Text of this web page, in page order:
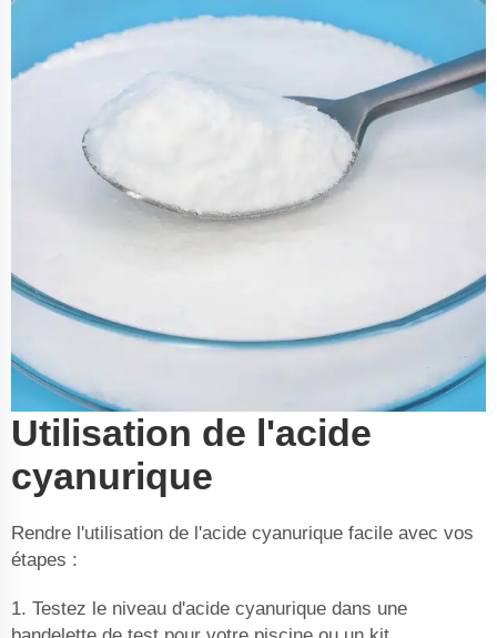
Utilisation de l'acide
cyanurique
Rendre l'utilisation de l'acide cyanurique facile avec vos
étapes :
1. Testez le niveau d'acide cyanurique dans une